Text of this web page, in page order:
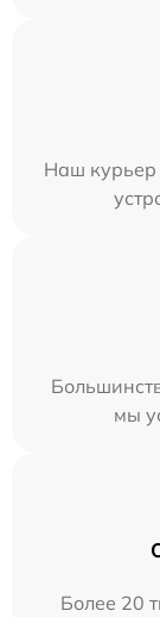
Наш курьер
мы
Более 20